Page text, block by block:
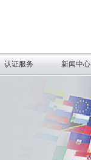
认证服务 新闻中心